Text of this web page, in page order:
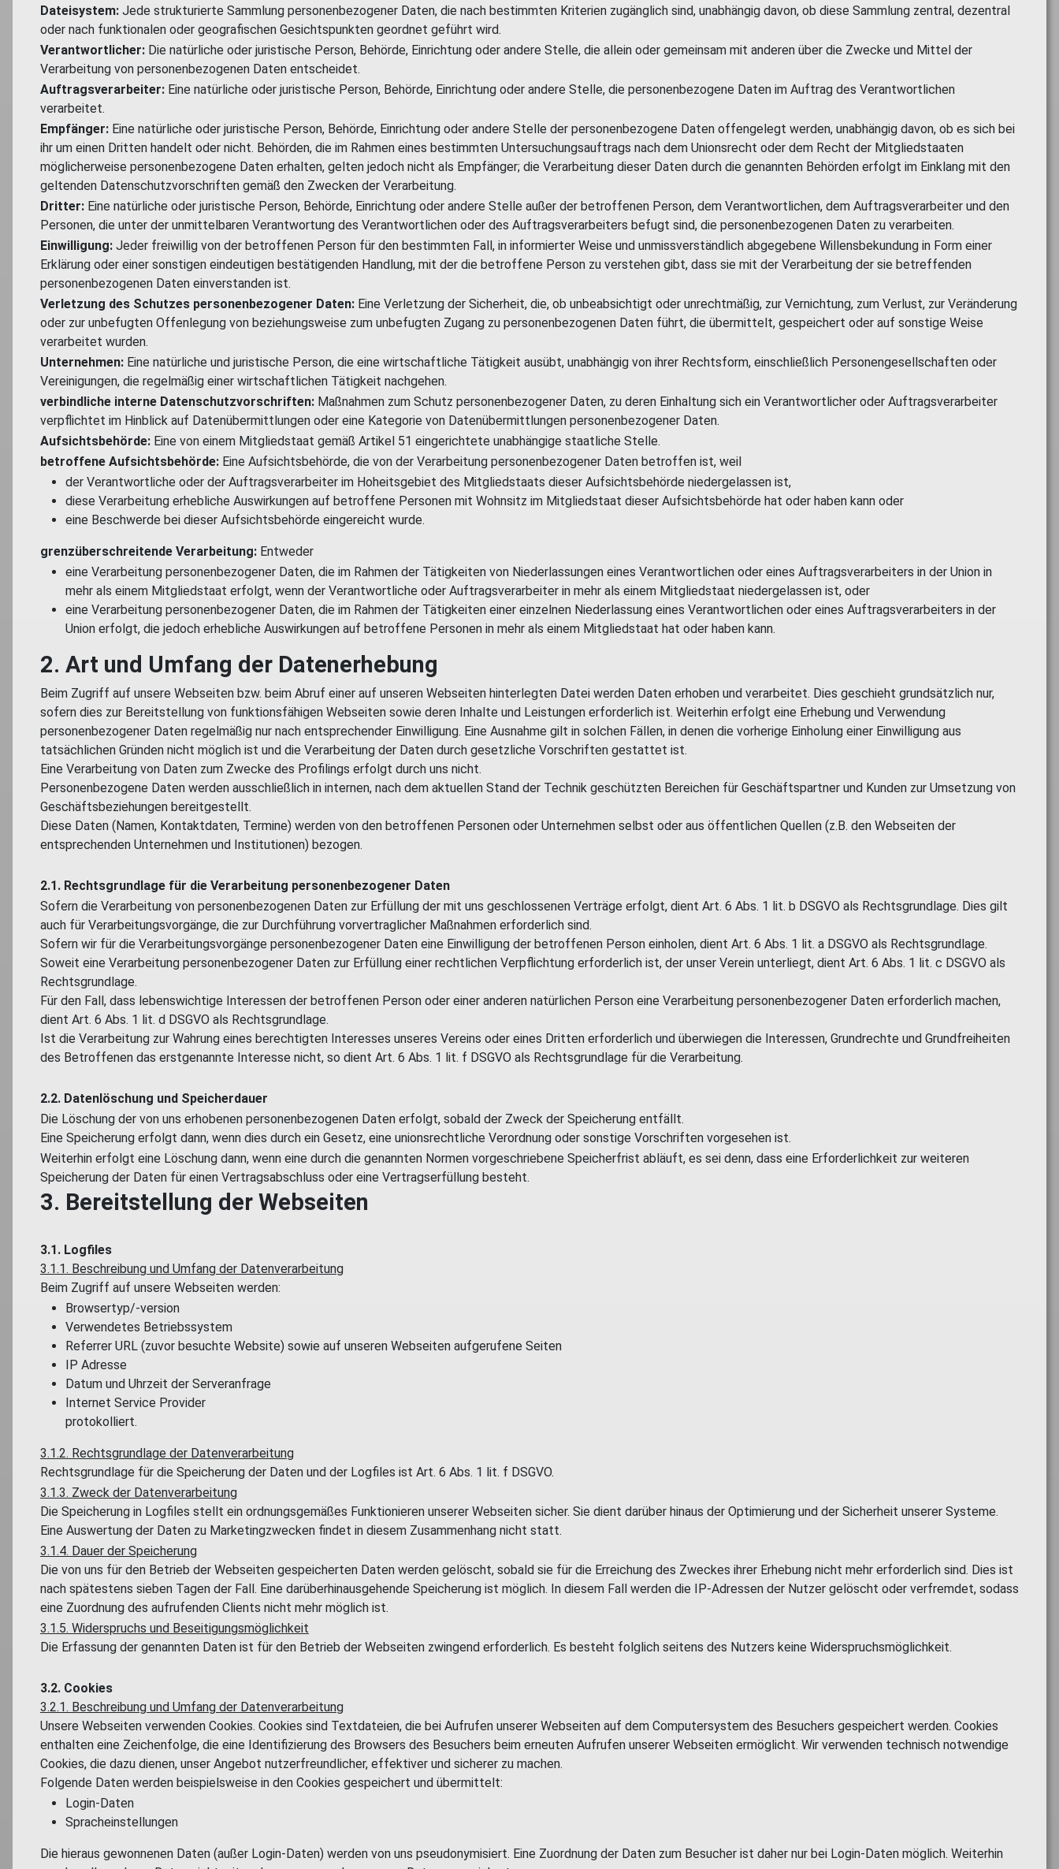
Dateisystem: Jede strukturierte Sammlung personenbezogener Daten, die nach bestimmten Kriterien zugänglich sind, unabhängig davon, ob diese Sammlung zentral, dezentral
oder nach funktionalen oder geografischen Gesichtspunkten geordnet geführt wird.
Verantwortlicher: Die natürliche oder juristische Person, Behörde, Einrichtung oder andere Stelle, die allein oder gemeinsam mit anderen über die Zwecke und Mittel der
Verarbeitung von personenbezogenen Daten entscheidet.
Auftragsverarbeiter: Eine natürliche oder juristische Person, Behörde, Einrichtung oder andere Stelle, die personenbezogene Daten im Auftrag des Verantwortlichen
verarbeitet.
Empfänger: Eine natürliche oder juristische Person, Behörde, Einrichtung oder andere Stelle der personenbezogene Daten offengelegt werden, unabhängig davon, ob es sich bei
ihr um einen Dritten handelt oder nicht. Behörden, die im Rahmen eines bestimmten Untersuchungsauftrags nach dem Unionsrecht oder dem Recht der Mitgliedstaaten
möglicherweise personenbezogene Daten erhalten, gelten jedoch nicht als Empfänger; die Verarbeitung dieser Daten durch die genannten Behörden erfolgt im Einklang mit den
geltenden Datenschutzvorschriften gemäß den Zwecken der Verarbeitung.
Dritter: Eine natürliche oder juristische Person, Behörde, Einrichtung oder andere Stelle außer der betroffenen Person, dem Verantwortlichen, dem Auftragsverarbeiter und den
Personen, die unter der unmittelbaren Verantwortung des Verantwortlichen oder des Auftragsverarbeiters befugt sind, die personenbezogenen Daten zu verarbeiten.
Einwilligung: Jeder freiwillig von der betroffenen Person für den bestimmten Fall, in informierter Weise und unmissverständlich abgegebene Willensbekundung in Form einer
Erklärung oder einer sonstigen eindeutigen bestätigenden Handlung, mit der die betroffene Person zu verstehen gibt, dass sie mit der Verarbeitung der sie betreffenden
personenbezogenen Daten einverstanden ist.
Verletzung des Schutzes personenbezogener Daten: Eine Verletzung der Sicherheit, die, ob unbeabsichtigt oder unrechtmäßig, zur Vernichtung, zum Verlust, zur Veränderung
oder zur unbefugten Offenlegung von beziehungsweise zum unbefugten Zugang zu personenbezogenen Daten führt, die übermittelt, gespeichert oder auf sonstige Weise
verarbeitet wurden.
Unternehmen: Eine natürliche und juristische Person, die eine wirtschaftliche Tätigkeit ausübt, unabhängig von ihrer Rechtsform, einschließlich Personengesellschaften oder
Vereinigungen, die regelmäßig einer wirtschaftlichen Tätigkeit nachgehen.
verbindliche interne Datenschutzvorschriften: Maßnahmen zum Schutz personenbezogener Daten, zu deren Einhaltung sich ein Verantwortlicher oder Auftragsverarbeiter
verpflichtet im Hinblick auf Datenübermittlungen oder eine Kategorie von Datenübermittlungen personenbezogener Daten.
Aufsichtsbehörde: Eine von einem Mitgliedstaat gemäß Artikel 51 eingerichtete unabhängige staatliche Stelle.
betroffene Aufsichtsbehörde: Eine Aufsichtsbehörde, die von der Verarbeitung personenbezogener Daten betroffen ist, weil
der Verantwortliche oder der Auftragsverarbeiter im Hoheitsgebiet des Mitgliedstaats dieser Aufsichtsbehörde niedergelassen ist,
diese Verarbeitung erhebliche Auswirkungen auf betroffene Personen mit Wohnsitz im Mitgliedstaat dieser Aufsichtsbehörde hat oder haben kann oder
eine Beschwerde bei dieser Aufsichtsbehörde eingereicht wurde.
grenzüberschreitende Verarbeitung: Entweder
eine Verarbeitung personenbezogener Daten, die im Rahmen der Tätigkeiten von Niederlassungen eines Verantwortlichen oder eines Auftragsverarbeiters in der Union in
mehr als einem Mitgliedstaat erfolgt, wenn der Verantwortliche oder Auftragsverarbeiter in mehr als einem Mitgliedstaat niedergelassen ist, oder
eine Verarbeitung personenbezogener Daten, die im Rahmen der Tätigkeiten einer einzelnen Niederlassung eines Verantwortlichen oder eines Auftragsverarbeiters in der
Union erfolgt, die jedoch erhebliche Auswirkungen auf betroffene Personen in mehr als einem Mitgliedstaat hat oder haben kann.
2. Art und Umfang der Datenerhebung
Beim Zugriff auf unsere Webseiten bzw. beim Abruf einer auf unseren Webseiten hinterlegten Datei werden Daten erhoben und verarbeitet. Dies geschieht grundsätzlich nur,
sofern dies zur Bereitstellung von funktionsfähigen Webseiten sowie deren Inhalte und Leistungen erforderlich ist. Weiterhin erfolgt eine Erhebung und Verwendung
personenbezogener Daten regelmäßig nur nach entsprechender Einwilligung. Eine Ausnahme gilt in solchen Fällen, in denen die vorherige Einholung einer Einwilligung aus
tatsächlichen Gründen nicht möglich ist und die Verarbeitung der Daten durch gesetzliche Vorschriften gestattet ist.
Eine Verarbeitung von Daten zum Zwecke des Profilings erfolgt durch uns nicht.
Personenbezogene Daten werden ausschließlich in internen, nach dem aktuellen Stand der Technik geschützten Bereichen für Geschäftspartner und Kunden zur Umsetzung von
Geschäftsbeziehungen bereitgestellt.
Diese Daten (Namen, Kontaktdaten, Termine) werden von den betroffenen Personen oder Unternehmen selbst oder aus öffentlichen Quellen (z.B. den Webseiten der
entsprechenden Unternehmen und Institutionen) bezogen.
2.1. Rechtsgrundlage für die Verarbeitung personenbezogener Daten
Sofern die Verarbeitung von personenbezogenen Daten zur Erfüllung der mit uns geschlossenen Verträge erfolgt, dient Art. 6 Abs. 1 lit. b DSGVO als Rechtsgrundlage. Dies gilt
auch für Verarbeitungsvorgänge, die zur Durchführung vorvertraglicher Maßnahmen erforderlich sind.
Sofern wir für die Verarbeitungsvorgänge personenbezogener Daten eine Einwilligung der betroffenen Person einholen, dient Art. 6 Abs. 1 lit. a DSGVO als Rechtsgrundlage.
Soweit eine Verarbeitung personenbezogener Daten zur Erfüllung einer rechtlichen Verpflichtung erforderlich ist, der unser Verein unterliegt, dient Art. 6 Abs. 1 lit. c DSGVO als
Rechtsgrundlage.
Für den Fall, dass lebenswichtige Interessen der betroffenen Person oder einer anderen natürlichen Person eine Verarbeitung personenbezogener Daten erforderlich machen,
dient Art. 6 Abs. 1 lit. d DSGVO als Rechtsgrundlage.
Ist die Verarbeitung zur Wahrung eines berechtigten Interesses unseres Vereins oder eines Dritten erforderlich und überwiegen die Interessen, Grundrechte und Grundfreiheiten
des Betroffenen das erstgenannte Interesse nicht, so dient Art. 6 Abs. 1 lit. f DSGVO als Rechtsgrundlage für die Verarbeitung.
2.2. Datenlöschung und Speicherdauer
Die Löschung der von uns erhobenen personenbezogenen Daten erfolgt, sobald der Zweck der Speicherung entfällt.
Eine Speicherung erfolgt dann, wenn dies durch ein Gesetz, eine unionsrechtliche Verordnung oder sonstige Vorschriften vorgesehen ist.
Weiterhin erfolgt eine Löschung dann, wenn eine durch die genannten Normen vorgeschriebene Speicherfrist abläuft, es sei denn, dass eine Erforderlichkeit zur weiteren
Speicherung der Daten für einen Vertragsabschluss oder eine Vertragserfüllung besteht.
3. Bereitstellung der Webseiten
3.1. Logfiles
3.1.1. Beschreibung und Umfang der Datenverarbeitung
Beim Zugriff auf unsere Webseiten werden:
Browsertyp/-version
Verwendetes Betriebssystem
Referrer URL (zuvor besuchte Website) sowie auf unseren Webseiten aufgerufene Seiten
IP Adresse
Datum und Uhrzeit der Serveranfrage
Internet Service Provider
protokolliert.
3.1.2. Rechtsgrundlage der Datenverarbeitung
Rechtsgrundlage für die Speicherung der Daten und der Logfiles ist Art. 6 Abs. 1 lit. f DSGVO.
3.1.3. Zweck der Datenverarbeitung
Die Speicherung in Logfiles stellt ein ordnungsgemäßes Funktionieren unserer Webseiten sicher. Sie dient darüber hinaus der Optimierung und der Sicherheit unserer Systeme.
Eine Auswertung der Daten zu Marketingzwecken findet in diesem Zusammenhang nicht statt.
3.1.4. Dauer der Speicherung
Die von uns für den Betrieb der Webseiten gespeicherten Daten werden gelöscht, sobald sie für die Erreichung des Zweckes ihrer Erhebung nicht mehr erforderlich sind. Dies ist
nach spätestens sieben Tagen der Fall. Eine darüberhinausgehende Speicherung ist möglich. In diesem Fall werden die IP-Adressen der Nutzer gelöscht oder verfremdet, sodass
eine Zuordnung des aufrufenden Clients nicht mehr möglich ist.
3.1.5. Widerspruchs und Beseitigungsmöglichkeit
Die Erfassung der genannten Daten ist für den Betrieb der Webseiten zwingend erforderlich. Es besteht folglich seitens des Nutzers keine Widerspruchsmöglichkeit.
3.2. Cookies
3.2.1. Beschreibung und Umfang der Datenverarbeitung
Unsere Webseiten verwenden Cookies. Cookies sind Textdateien, die bei Aufrufen unserer Webseiten auf dem Computersystem des Besuchers gespeichert werden. Cookies
enthalten eine Zeichenfolge, die eine Identifizierung des Browsers des Besuchers beim erneuten Aufrufen unserer Webseiten ermöglicht. Wir verwenden technisch notwendige
Cookies, die dazu dienen, unser Angebot nutzerfreundlicher, effektiver und sicherer zu machen.
Folgende Daten werden beispielsweise in den Cookies gespeichert und übermittelt:
Login-Daten
Spracheinstellungen
Die hieraus gewonnenen Daten (außer Login-Daten) werden von uns pseudonymisiert. Eine Zuordnung der Daten zum Besucher ist daher nur bei Login-Daten möglich. Weiterhin